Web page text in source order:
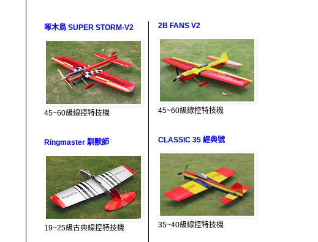
啄木鳥 SUPER STORM-V2
45~60級線控特技機
Ringmaster 馴獸師
19~25級古典線控特技機
2B FANS V2
45~60級線控特技機
CLASSIC 35 經典號
35~40級線控特技機